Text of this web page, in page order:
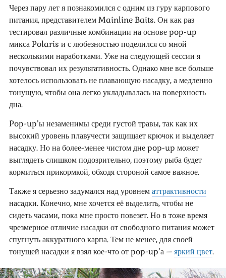
Через пару лет я познакомился с одним из гуру карпового
питания, представителем Mainline Baits. Он как раз
тестировал различные комбинации на основе pop-up
микса Polaris и с любезностью поделился со мной
несколькими наработками. Уже на следующей сессии я
почувствовал их результативность. Однако мне все больше
хотелось использовать не плавающую насадку, а медленно
тонущую, чтобы она легко укладывалась на поверхность
дна.
Pop-up’ы незаменимы среди густой травы, так как их
высокий уровень плавучести защищает крючок и выделяет
насадку. Но на более-менее чистом дне pop-up может
выглядеть слишком подозрительно, поэтому рыба будет
кормиться прикормкой, обходя стороной самое важное.
Также я серьезно задумался над уровнематтрактивности
насадки. Конечно, мне хочется её выделить, чтобы не
сидеть часами, пока мне просто повезет. Но в тоже время
чрезмерное отличие насадки от свободного питания может
спугнуть аккуратного карпа. Тем не менее, для своей
тонущей насадки я взял кое-что от pop-up’а –яркий цвет.